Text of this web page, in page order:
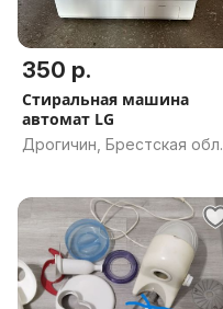
350 р.
Стиральная машина
автомат LG
Дрогичин, Брестская обл.